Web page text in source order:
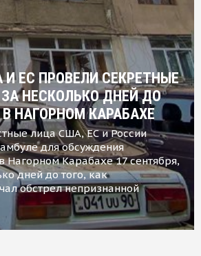
ЕС ПРОВЕЛИ СЕКРЕТНЫЕ
НЕСКОЛЬКО ДНЕЙ ДО
НАГОРНОМ КАРАБАХЕ
лица США, ЕС и России
для обсуждения
Нагорном Карабахе 17 сентября,
дней до того, как
обстрел непризнанной